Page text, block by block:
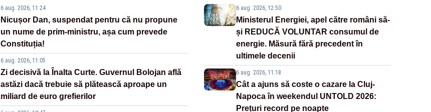
6 aug. 2026, 11:24
Nicușor Dan, suspendat pentru că nu propune
un nume de prim-ministru, așa cum prevede
Constituția!
6 aug. 2026, 11:05
Zi decisivă la Înalta Curte. Guvernul Bolojan află
astăzi dacă trebuie să plătească aproape un
miliard de euro grefierilor
6 aug. 2026, 12:50
Ministerul Energiei, apel către români să-
și REDUCĂ VOLUNTAR consumul de
energie. Măsură fără precedent în
ultimele decenii
6 aug. 2026, 11:18
Cât a ajuns să coste o cazare la Cluj-
Napoca în weekendul UNTOLD 2026:
Prețuri record pe noapte